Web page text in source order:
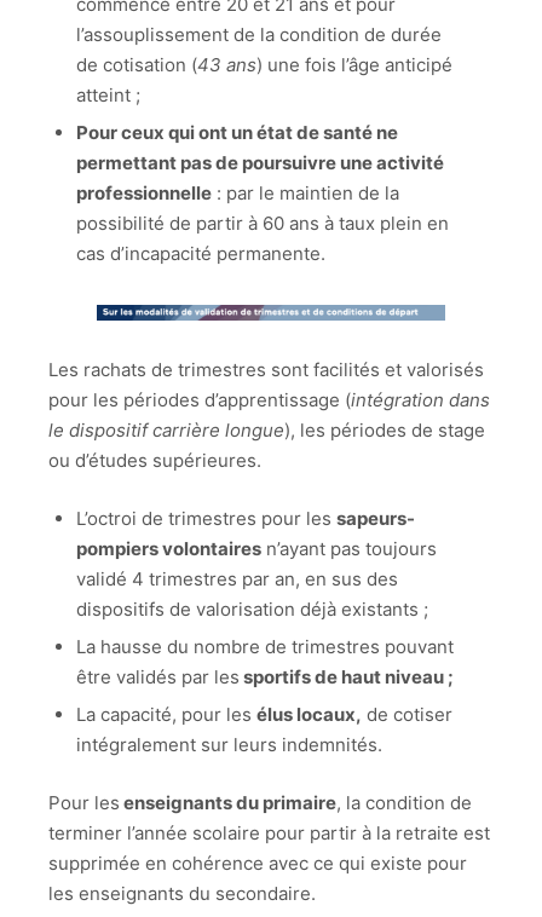
l’assouplissement de la condition de durée
de cotisation (43 ans) une fois l’âge anticipé
atteint ;
Pour ceux qui ont un état de santé ne
permettant pas de poursuivre une activité
professionnelle: par le maintien de la
possibilité de partir à 60 ans à taux plein en
cas d’incapacité permanente.
Les rachats de trimestres sont facilités et valorisés
pour les périodes d’apprentissage (intégration dans
le dispositif carrière longue), les périodes de stage
ou d’études supérieures.
L’octroi de trimestres pour les sapeurs-
pompiers volontairesn’ayant pas toujours
validé 4 trimestres par an, en sus des
dispositifs de valorisation déjà existants ;
La hausse du nombre de trimestres pouvant
être validés par les sportifs de haut niveau ;
La capacité, pour les élus locaux, de cotiser
intégralement sur leurs indemnités.
Pour les enseignants du primaire, la condition de
terminer l’année scolaire pour partir à la retraite est
supprimée en cohérence avec ce qui existe pour
les enseignants du secondaire.